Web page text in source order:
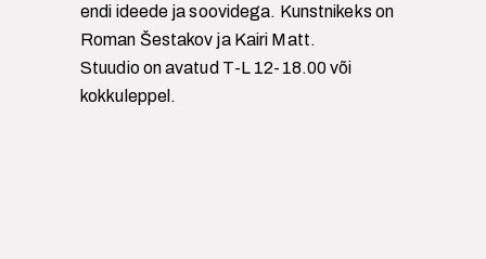
endi ideede ja soovidega. Kunstnikeks on
Roman Šestakov ja Kairi Matt.
Stuudio on avatud T-L 12-18.00 või
kokkuleppel.